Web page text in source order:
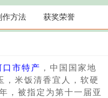
作方法 获奖荣誉
口市特产 ，中国国家地
，米饭清香宜人，软硬
，被指定为第十一届亚